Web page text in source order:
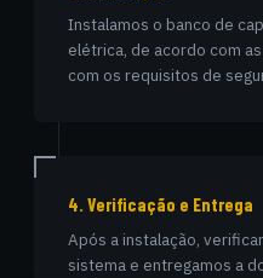
Instalamos o banco de
elétrica, de acordo com
com os requisitos de
4. Verificação e Entrega
Após a instalação,
sistema e entregamos a